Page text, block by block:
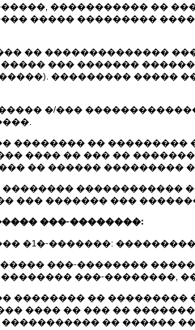
����������� �� �����
����� ���������
�� ��������������
��� �������
��������� �����
�/���
�������� ��
���� �� ��� ��
�� ������ ���������
��������
��� ������� ���
���-��������:
�1�-�������:
���-��������
���-��������,
�������� ��
���� �� ��� ��
�� ������